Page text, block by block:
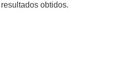
obtidos.